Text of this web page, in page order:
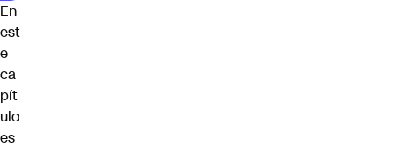
En
est
e
ca
pít
ulo
es